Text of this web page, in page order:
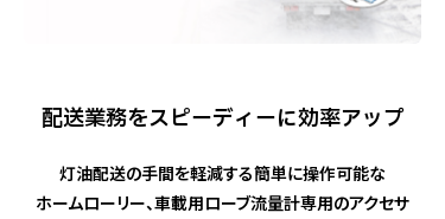
配送業務をスピーディーに効率アップ
灯油配送の手間を軽減する簡単に操作可能な
ホームローリー、車載用ローブ流量計専用のアクセサ